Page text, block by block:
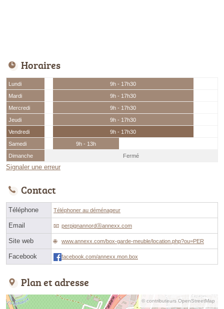
Horaires
Lundi
9h - 17h30
Mardi
9h - 17h30
Mercredi
9h - 17h30
Jeudi
9h - 17h30
Vendredi
9h - 17h30
Samedi
9h - 13h
Dimanche
Fermé
Signaler une erreur
Contact
Téléphone Téléphoner au déménageur
Email perpignannordⓐannexx.com
Site web www.annexx.com/box-garde-meuble/location.php?ou=PER
Facebook facebook.com/annexx.mon.box
Plan et adresse
© contributeurs OpenStreetMap